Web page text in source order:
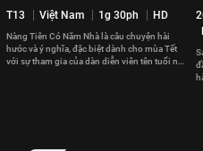
T13 Việt Nam 1g 30ph HD
​Nàng Tiên Có Năm Nhà là câu chuyện hài
hước và ý nghĩa, đặc biệt dành cho mùa Tết
với sự tham gia của dàn diễn viên tên tuổi như